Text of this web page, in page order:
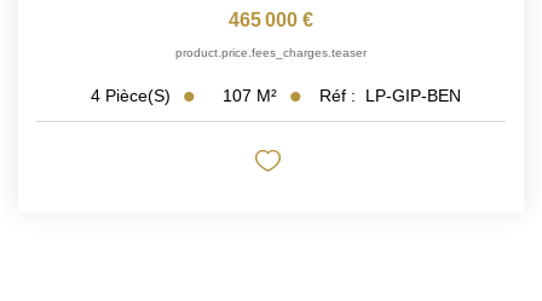
465 000 €
product.price.fees_charges.teaser
4 Pièce(s) 107 M² Réf : LP-GIP-BEN